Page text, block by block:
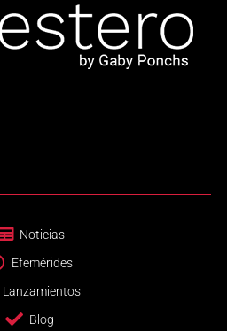
Noticias
Efemérides
Lanzamientos
Blog